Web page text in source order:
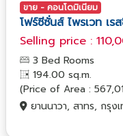
ขาย - คอนโดมิเนียม
โฟร์ซีซั่นส์ ไพรเวท เร
Selling price :
3 Bed Rooms
194.00 sq.m.
(Price of Area :
ยานนาวา, สาทร, กรุง